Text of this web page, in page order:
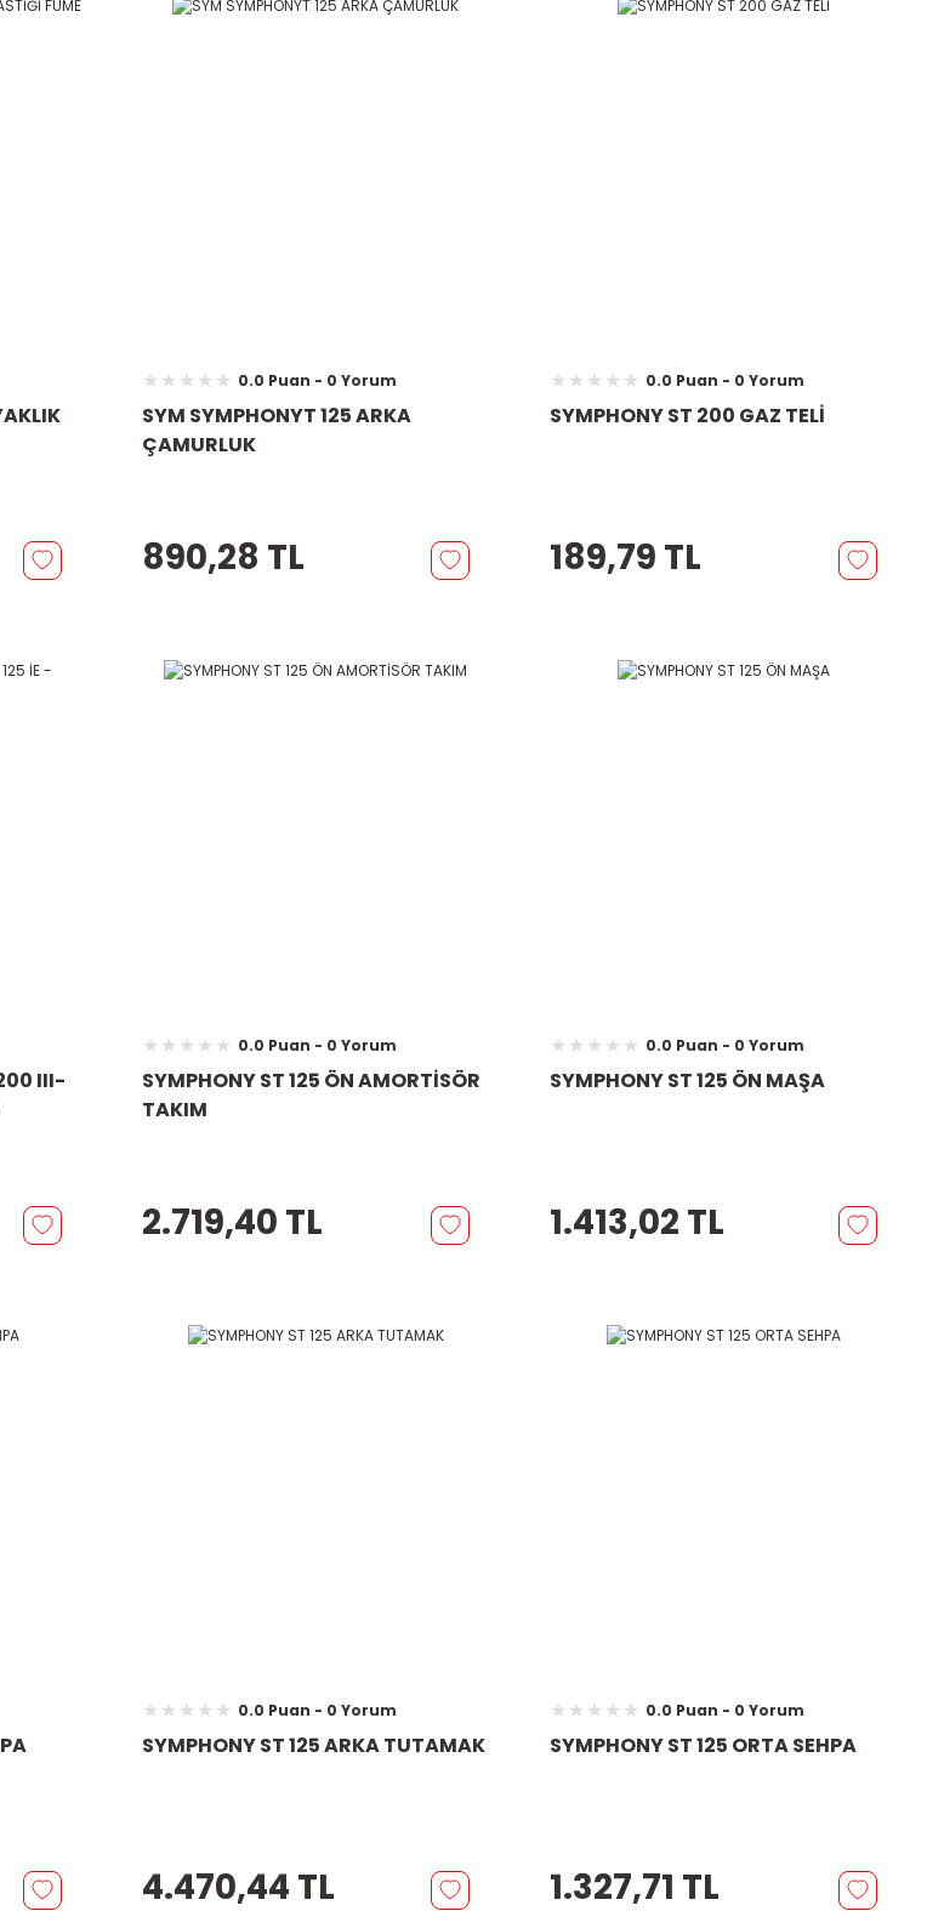
0.0 Puan - 0 Yorum
SYM SYMPHONYT 125 ARKA
ÇAMURLUK
890,28 TL
0.0 Puan - 0 Yorum
SYMPHONY ST 200 GAZ TELİ
189,79 TL
III-
0.0 Puan - 0 Yorum
SYMPHONY ST 125 ÖN AMORTİSÖR
TAKIM
2.719,40 TL
0.0 Puan - 0 Yorum
SYMPHONY ST 125 ÖN MAŞA
1.413,02 TL
0.0 Puan - 0 Yorum
SYMPHONY ST 125 ARKA TUTAMAK
4.470,44 TL
0.0 Puan - 0 Yorum
SYMPHONY ST 125 ORTA SEHPA
1.327,71 TL